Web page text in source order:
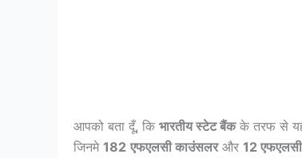
आपको बता दूँ, कि भारतीय स्टेट बैंकके तरफ से यह
जिनमे 182 एफएलसी काउंसलरऔर 12 एफएलसी